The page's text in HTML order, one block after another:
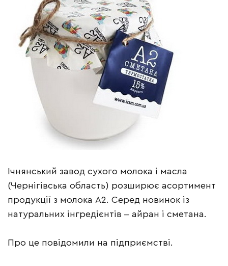
Ічнянський завод сухого молока і масла
(Чернігівська область) розширює асортимент
продукції з молока А2. Серед новинок із
натуральних інгредієнтів ‒ айран і сметана.
Про це повідомили на підприємстві.